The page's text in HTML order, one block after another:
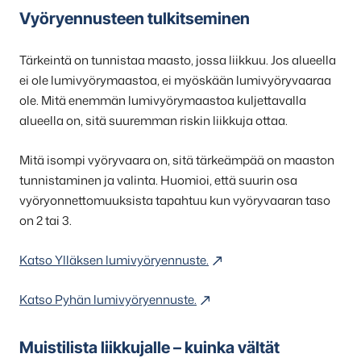
Vyöryennusteen tulkitseminen
Tärkeintä on tunnistaa maasto, jossa liikkuu. Jos alueella
ei ole lumivyörymaastoa, ei myöskään lumivyöryvaaraa
ole. Mitä enemmän lumivyörymaastoa kuljettavalla
alueella on, sitä suuremman riskin liikkuja ottaa.
Mitä isompi vyöryvaara on, sitä tärkeämpää on maaston
tunnistaminen ja valinta. Huomioi, että suurin osa
vyöryonnettomuuksista tapahtuu kun vyöryvaaran taso
on 2 tai 3.
Katso Ylläksen lumivyöryennuste.
Katso Pyhän lumivyöryennuste.
Muistilista liikkujalle – kuinka vältät